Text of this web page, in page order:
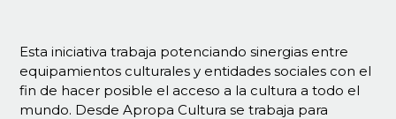
Esta iniciativa trabaja potenciando sinergias entre
equipamientos culturales y entidades sociales con el
fin de hacer posible el acceso a la cultura a todo el
mundo. Desde Apropa Cultura se trabaja para